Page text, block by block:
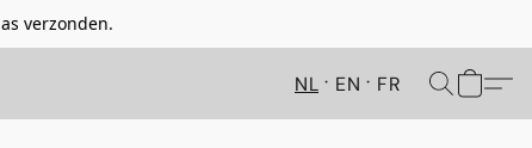
verzonden.
NL EN FR